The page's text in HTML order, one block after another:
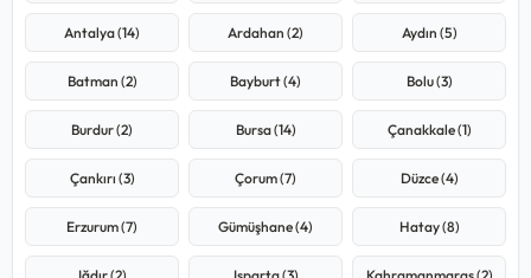
Antalya (14) Ardahan (2) Aydın (5)
Batman (2) Bayburt (4) Bolu (3)
Burdur (2) Bursa (14) Çanakkale (1)
Çankırı (3) Çorum (7) Düzce (4)
Erzurum (7) Gümüşhane (4) Hatay (8)